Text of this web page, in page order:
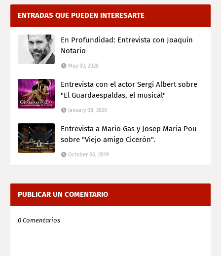
ENTRADAS QUE PUEDEN INTERESARTE
En Profundidad: Entrevista con Joaquín
Notario
May 03, 2020
Entrevista con el actor Sergi Albert sobre
"El Guardaespaldas, el musical"
January 08, 2020
Entrevista a Mario Gas y Josep Maria Pou
sobre "Viejo amigo Cicerón".
October 06, 2019
PUBLICAR UN COMENTARIO
0 Comentarios